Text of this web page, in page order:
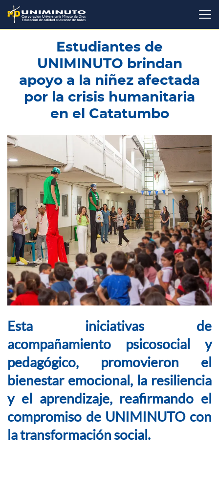
Pasar
contenido
principal
Estudiantes de
UNIMINUTO brindan
apoyo a la niñez afectada
por la crisis humanitaria
en el Catatumbo
Esta iniciativas de
acompañamiento psicosocial y
pedagógico, promovieron el
bienestar emocional, la resiliencia
y el aprendizaje, reafirmando el
compromiso de UNIMINUTO con
la transformación social.